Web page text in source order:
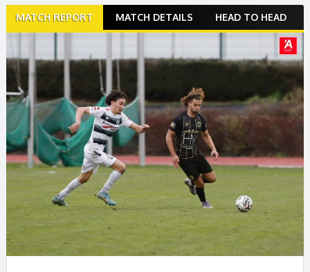
MATCH REPORT MATCH DETAILS HEAD TO HEAD
Match
navigation